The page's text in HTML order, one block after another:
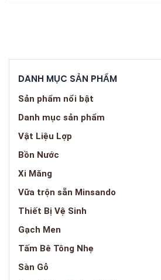
DANH MỤC SẢN PHẨM
Sản phẩm nổi bật
Danh mục sản phẩm
Vật Liệu Lợp
Bồn Nước
Xi Măng
Vữa trộn sẵn Minsando
Thiết Bị Vệ Sinh
Gạch Men
Tấm Bê Tông Nhẹ
Sàn Gỗ